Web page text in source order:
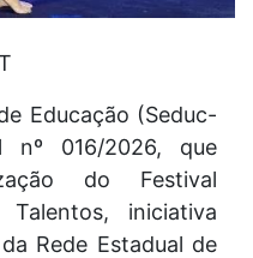
Educação (Seduc-
nº 016/2026, que
do Festival
Talentos, iniciativa
Rede Estadual de